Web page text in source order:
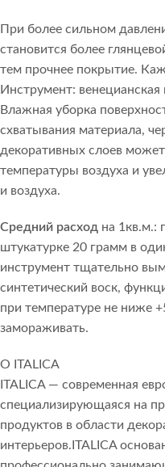
При более сильном
становится более
тем прочнее покрытие.
Инструмент:
Влажная уборка
схватывания материала,
декоративных слоев
температуры воздуха и
и воздуха.
Средний расход на 1кв.м.:
штукатурке 20 грамм в
инструмент тщательно
синтетический воск,
при температуре не ниже
замораживать.
О ITALICA
ITALICA — современная
специализирующаяся на
продуктов в области
интерьеров.ITALICA